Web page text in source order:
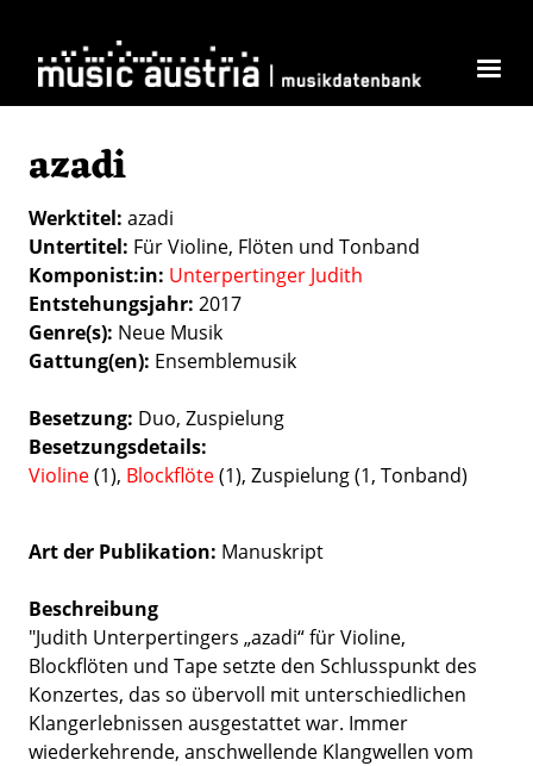
azadi
Werktitel azadi
Untertitel Für Violine, Flöten und Tonband
Komponist:in Unterpertinger Judith
Entstehungsjahr 2017
Genre(s) Neue Musik
Gattung(en) Ensemblemusik
Besetzung Duo Zuspielung
Besetzungsdetails
Violine(1), Blockflöte(1), Zuspielung (1, Tonband)
Art der Publikation Manuskript
Beschreibung
"Judith Unterpertingers „azadi“ für Violine,
Blockflöten und Tape setzte den Schlusspunkt des
Konzertes, das so übervoll mit unterschiedlichen
Klangerlebnissen ausgestattet war. Immer
wiederkehrende, anschwellende Klangwellen vom